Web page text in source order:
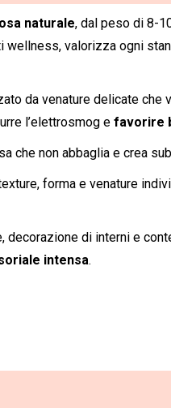
naturale, dal peso di 8-
valorizza ogni
da venature delicate che
l’elettrosmog e favorire
che non abbaglia e crea
forma e venature
di interni e
intensa.